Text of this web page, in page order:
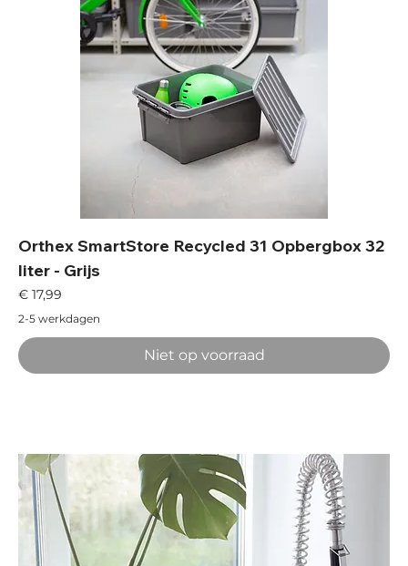
Orthex SmartStore Recycled 31 Opbergbox 32
liter - Grijs
Prijs
€ 17,99
2-5 werkdagen
Niet op voorraad